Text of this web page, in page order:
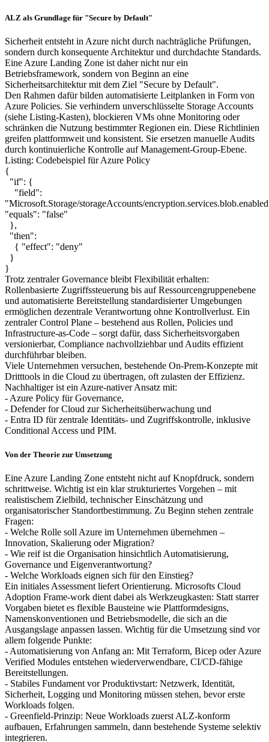
ALZ als Grundlage für "Secure by Default"
Sicherheit entsteht in Azure nicht durch nachträgliche Prüfungen,
sondern durch konsequente Architektur und durchdachte Standards.
Eine Azure Landing Zone ist daher nicht nur ein
Betriebsframework, sondern von Beginn an eine
Sicherheitsarchitektur mit dem Ziel "Secure by Default".
Den Rahmen dafür bilden automatisierte Leitplanken in Form von
Azure Policies. Sie verhindern unverschlüsselte Storage Accounts
(siehe Listing-Kasten), blockieren VMs ohne Monitoring oder
schränken die Nutzung bestimmter Regionen ein. Diese Richtlinien
greifen plattformweit und konsistent. Sie ersetzen manuelle Audits
durch kontinuierliche Kontrolle auf Management-Group-Ebene.
Listing: Codebeispiel für Azure Policy
{
"if": {
"field":
"Microsoft.Storage/storageAccounts/encryption.services.blob.enabled
"equals": "false"
},
"then":
{ "effect": "deny"
}
}
Trotz zentraler Governance bleibt Flexibilität erhalten:
Rollenbasierte Zugriffssteuerung bis auf Ressourcengruppenebene
und automatisierte Bereitstellung standardisierter Umgebungen
ermöglichen dezentrale Verantwortung ohne Kontrollverlust. Ein
zentraler Control Plane – bestehend aus Rollen, Policies und
Infrastructure-as-Code – sorgt dafür, dass Sicherheitsvorgaben
versionierbar, Compliance nachvollziehbar und Audits effizient
durchführbar bleiben.
Viele Unternehmen versuchen, bestehende On-Prem-Konzepte mit
Dritttools in die Cloud zu übertragen, oft zulasten der Effizienz.
Nachhaltiger ist ein Azure-nativer Ansatz mit:
- Azure Policy für Governance,
- Defender for Cloud zur Sicherheitsüberwachung und
- Entra ID für zentrale Identitäts- und Zugriffskontrolle, inklusive
Conditional Access und PIM.
Von der Theorie zur Umsetzung
Eine Azure Landing Zone entsteht nicht auf Knopfdruck, sondern
schrittweise. Wichtig ist ein klar strukturiertes Vorgehen – mit
realistischem Zielbild, technischer Einschätzung und
organisatorischer Standortbestimmung. Zu Beginn stehen zentrale
Fragen:
- Welche Rolle soll Azure im Unternehmen übernehmen –
Innovation, Skalierung oder Migration?
- Wie reif ist die Organisation hinsichtlich Automatisierung,
Governance und Eigenverantwortung?
- Welche Workloads eignen sich für den Einstieg?
Ein initiales Assessment liefert Orientierung. Microsofts Cloud
Adoption Frame-work dient dabei als Werkzeugkasten: Statt starrer
Vorgaben bietet es flexible Bausteine wie Plattformdesigns,
Namenskonventionen und Betriebsmodelle, die sich an die
Ausgangslage anpassen lassen. Wichtig für die Umsetzung sind vor
allem folgende Punkte:
- Automatisierung von Anfang an: Mit Terraform, Bicep oder Azure
Verified Modules entstehen wiederverwendbare, CI/CD-fähige
Bereitstellungen.
- Stabiles Fundament vor Produktivstart: Netzwerk, Identität,
Sicherheit, Logging und Monitoring müssen stehen, bevor erste
Workloads folgen.
- Greenfield-Prinzip: Neue Workloads zuerst ALZ-konform
aufbauen, Erfahrungen sammeln, dann bestehende Systeme selektiv
integrieren.